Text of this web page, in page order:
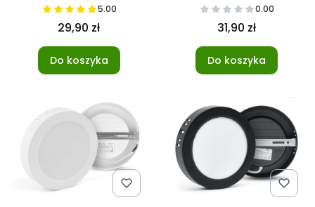
5.00
29,90 zł
Do koszyka
Czarna0.00
31,90 zł
Do koszyka